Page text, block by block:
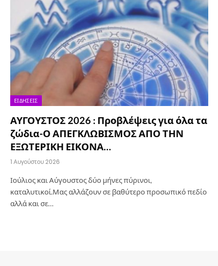
ΕΙΔΉΣΕΙΣ
ΑΥΓΟΥΣΤΟΣ 2026 : Προβλέψεις για όλα τα
ζώδια-Ο ΑΠΕΓΚΛΩΒΙΣΜΟΣ ΑΠΟ ΤΗΝ
ΕΞΩΤΕΡΙΚΗ ΕΙΚΟΝΑ…
1 Αυγούστου 2026
Ιούλιος και Αύγουστος δύο μήνες πύρινοι,
καταλυτικοί.Μας αλλάζουν σε βαθύτερο προσωπικό πεδίο
αλλά και σε…